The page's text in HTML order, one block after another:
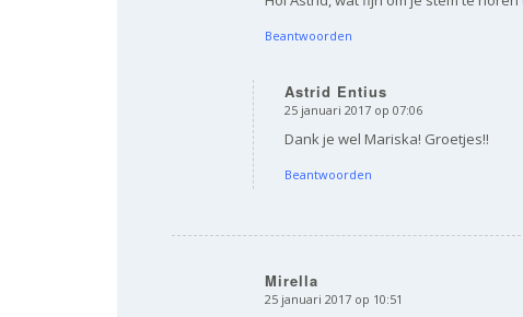
Beantwoorden
Astrid Entius
zegt:
25 januari 2017 op 07:06
Dank je wel Mariska! Groetjes!!
Beantwoorden
Mirella
zegt:
25 januari 2017 op 10:51